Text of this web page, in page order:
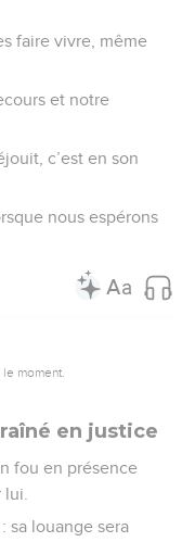
faire vivre, même
et notre
c’est en son
nous espérons
moment.
en justice
fou en présence
sa louange sera